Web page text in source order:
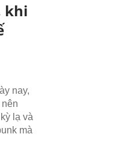
khi
nay,
lạ và
mà